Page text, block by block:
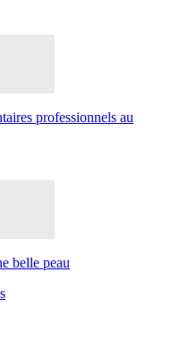
professionnels au
belle peau